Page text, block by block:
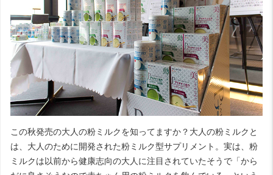
この秋発売の大人の粉ミルクを知ってますか？大人の粉ミルクと
は、大人のために開発された粉ミルク型サプリメント。実は、粉
ミルクは以前から健康志向の大人に注目されていたそうで「から